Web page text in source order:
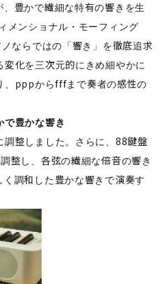
豊かで繊細な特有の響きを生
メンショナル・モーフィング
ならではの「響き」を徹底追求
変化を三次元的にきめ細やかに
、pppからfffまで奏者の感性の
で豊かな響き
調整しました。さらに、88鍵盤
整し、各弦の繊細な倍音の響き
調和した豊かな響きで演奏す